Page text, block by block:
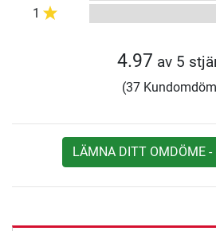
1
4.97 av 5
(37
LÄMNA DITT OMDÖME -